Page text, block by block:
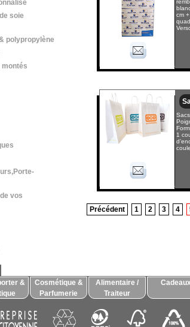
soie
polypropylène
vos
cm
1
Précédent 1 2 3 4
&
Cosmétique &
Parfumerie
Alimentaire /
Traiteur